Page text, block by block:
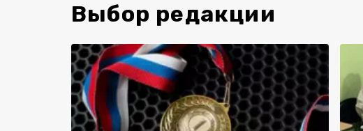
Выбор редакции